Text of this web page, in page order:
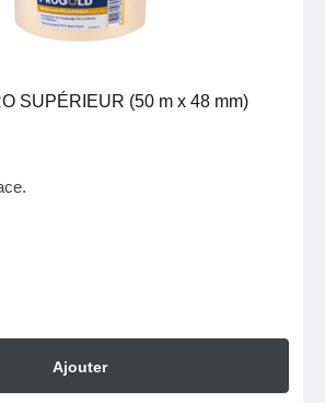
SUPÉRIEUR (50 m x 48 mm)
Ajouter